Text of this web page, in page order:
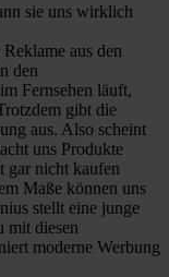
sie uns wirklich
aus den
den
Fernsehen läuft,
gibt die
aus. Also scheint
uns Produkte
gar nicht kaufen
Maße können uns
stellt eine junge
mit diesen
moderne Werbung